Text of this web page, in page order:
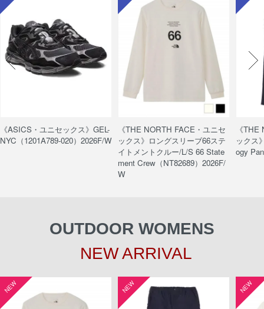
《ASICS・ユニセックス》GEL-
NYC（1201A789-020）2026F/W
《THE NORTH FACE・ユニセ
ックス》ロングスリーブ66ステ
イトメントクルー/L/S 66 State
ment Crew（NT82689）2026F/
W
《
ックス
ogy
OUTDOOR WOMENS
NEW ARRIVAL
NEW NEW NEW